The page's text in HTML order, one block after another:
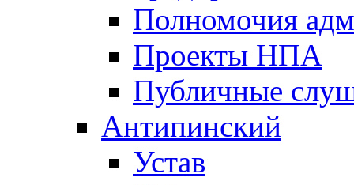
Полномочия
Проекты НПА
Публичные
Антипинский
Устав